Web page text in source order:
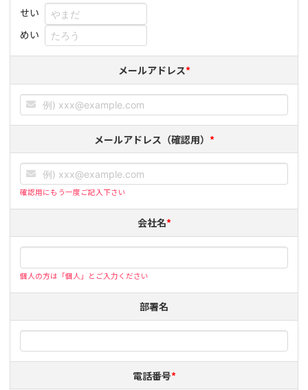
せい
めい
メールアドレス*
メールアドレス（確認用） *
確認用にもう一度ご記入下さい
会社名*
個人の方は「個人」とご入力ください
部署名
電話番号*